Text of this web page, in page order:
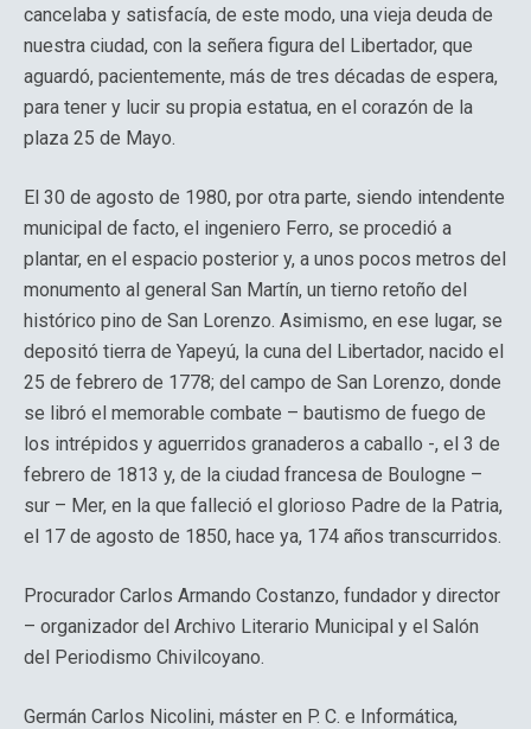
cancelaba y satisfacía, de este modo, una vieja deuda de
nuestra ciudad, con la señera figura del Libertador, que
aguardó, pacientemente, más de tres décadas de espera,
para tener y lucir su propia estatua, en el corazón de la
plaza 25 de Mayo.
El 30 de agosto de 1980, por otra parte, siendo intendente
municipal de facto, el ingeniero Ferro, se procedió a
plantar, en el espacio posterior y, a unos pocos metros del
monumento al general San Martín, un tierno retoño del
histórico pino de San Lorenzo. Asimismo, en ese lugar, se
depositó tierra de Yapeyú, la cuna del Libertador, nacido el
25 de febrero de 1778; del campo de San Lorenzo, donde
se libró el memorable combate – bautismo de fuego de
los intrépidos y aguerridos granaderos a caballo -, el 3 de
febrero de 1813 y, de la ciudad francesa de Boulogne –
sur – Mer, en la que falleció el glorioso Padre de la Patria,
el 17 de agosto de 1850, hace ya, 174 años transcurridos.
Procurador Carlos Armando Costanzo, fundador y director
– organizador del Archivo Literario Municipal y el Salón
del Periodismo Chivilcoyano.
Germán Carlos Nicolini, máster en P. C. e Informática,